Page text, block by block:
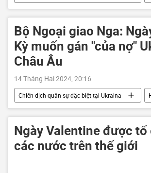
xung đột quân sự
Quân sự
LNR
DNR Thế giới
Bộ Ngoại giao Nga:
Kỳ muốn gán "của nợ"
Châu Âu
14 Tháng Hai 2024, 20:16
Chiến dịch quân sự đặc biệt tại Ukraina
Maria Zakharova
Thế giới
Quân sự
Ngày Valentine được
các nước trên thế giới